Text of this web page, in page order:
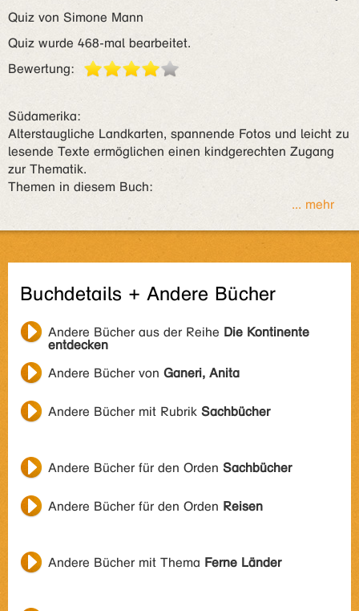
Quiz von Simone Mann
Quiz wurde 468-mal bearbeitet.
Bewertung:
Südamerika:
Alterstaugliche Landkarten, spannende Fotos und leicht zu
lesende Texte ermöglichen einen kindgerechten Zugang
zur Thematik.
Themen in diesem Buch:
... mehr
Buchdetails + Andere Bücher
Andere Bücher aus der Reihe Die Kontinente
entdecken
Andere Bücher von Ganeri, Anita
Andere Bücher mit Rubrik Sachbücher
Andere Bücher für den Orden Sachbücher
Andere Bücher für den Orden Reisen
Andere Bücher mit Thema Ferne Länder